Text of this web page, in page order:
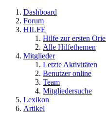
Dashboard
Forum
HILFE
Hilfe zur ersten
Alle Hilfethemen
Mitglieder
Letzte Aktivitäten
Benutzer online
Team
Mitgliedersuche
Lexikon
Artikel